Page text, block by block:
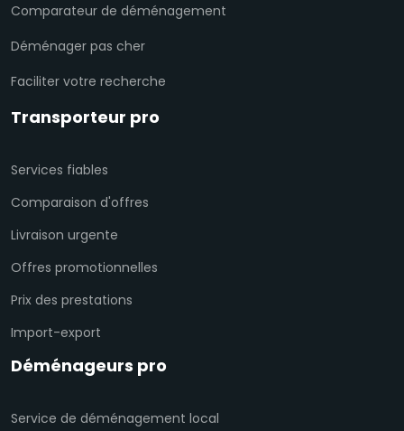
Comparateur de déménagement
Déménager pas cher
Faciliter votre recherche
Transporteur pro
Services fiables
Comparaison d'offres
Livraison urgente
Offres promotionnelles
Prix des prestations
Import-export
Déménageurs pro
Service de déménagement local